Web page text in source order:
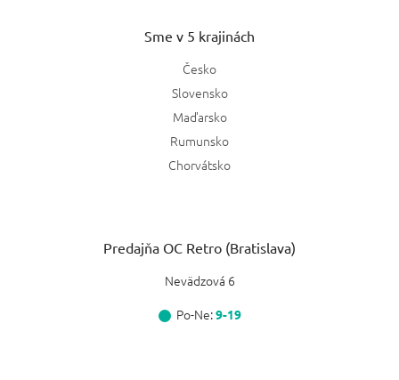
Sme v 5 krajinách
Česko
Slovensko
Maďarsko
Rumunsko
Chorvátsko
Predajňa OC Retro (Bratislava)
Nevädzová 6
Po-Ne:9-19